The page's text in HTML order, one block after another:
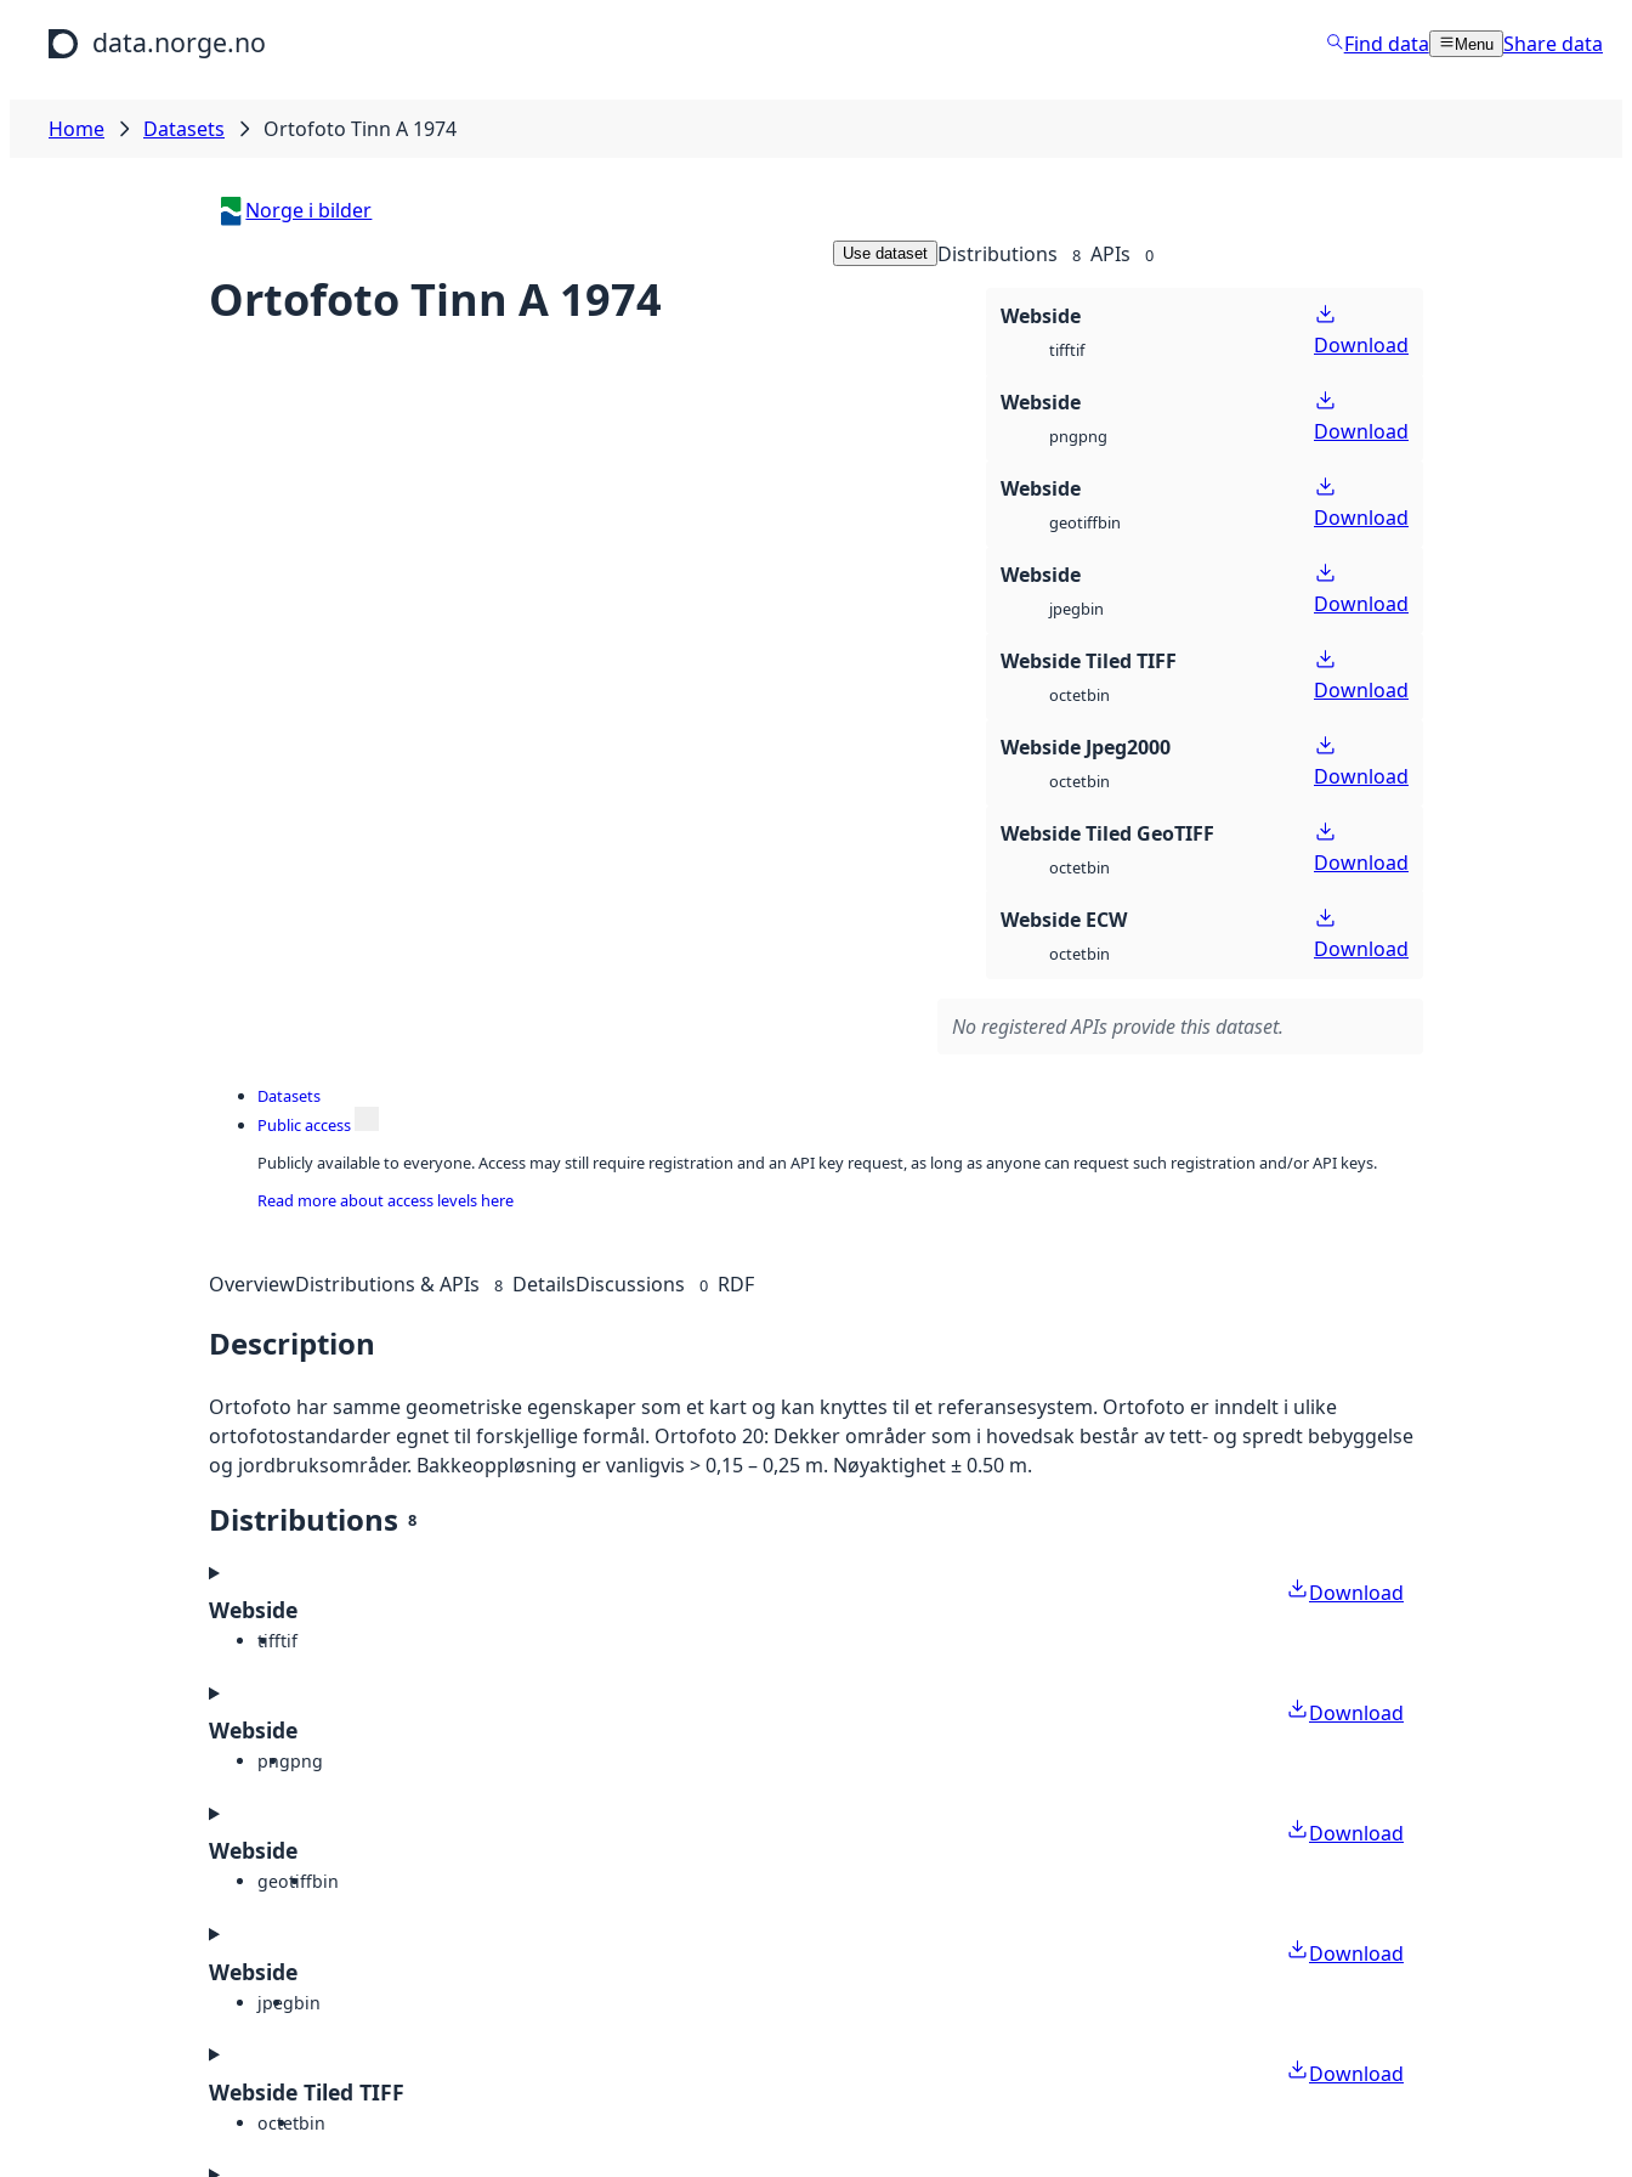
Skip to main content
data.norge.no Find data Menu Share data
Home Datasets Ortofoto Tinn A 1974
Norge i bilder
Ortofoto Tinn A 1974
Use dataset Distributions 8 APIs 0
Webside
tifftif Download
Webside
pngpng Download
Webside
geotiffbin Download
Webside
jpegbin Download
Webside Tiled TIFF
octetbin Download
Webside Jpeg2000
octetbin Download
Webside Tiled GeoTIFF
octetbin Download
Webside ECW
octetbin Download
No registered APIs provide this dataset.
Datasets
Public access
Publicly available to everyone. Access may still require registration and an API key request, as long as anyone can request such registration and/or API keys.
Read more about access levels here
OverviewDistributions & APIs 8 DetailsDiscussions 0 RDF
Description
Ortofoto har samme geometriske egenskaper som et kart og kan knyttes til et referansesystem. Ortofoto er inndelt i ulike
ortofotostandarder egnet til forskjellige formål. Ortofoto 20: Dekker områder som i hovedsak består av tett- og spredt bebyggelse
og jordbruksområder. Bakkeoppløsning er vanligvis > 0,15 – 0,25 m. Nøyaktighet ± 0.50 m.
Distributions 8
Webside
tifftif
Download
Webside
pngpng
Download
Webside
geotiffbin
Download
Webside
jpegbin
Download
Webside Tiled TIFF
octetbin
Download